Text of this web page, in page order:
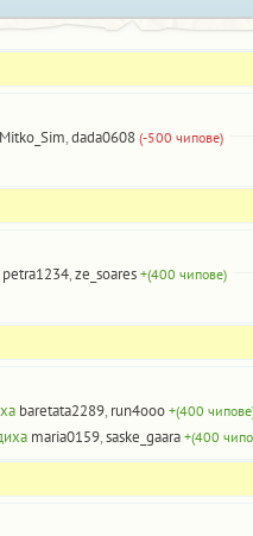
Mitko_Sim,dada0608 (-500 чипове)
petra1234,ze_soares +(400 чипове)
baretata2289, run4ooo +(400
maria0159,saske_gaara +(400